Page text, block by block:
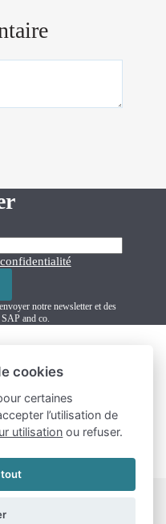
notre newsletter et des
and co.
cookies
certaines
l’utilisation de
utilisation ou refuser.